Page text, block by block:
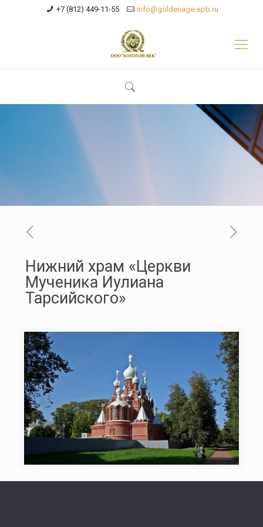
+7 (812) 449-11-55 info@goldenage-spb.ru
Нижний храм «Церкви
Мученика Иулиана
Тарсийского»